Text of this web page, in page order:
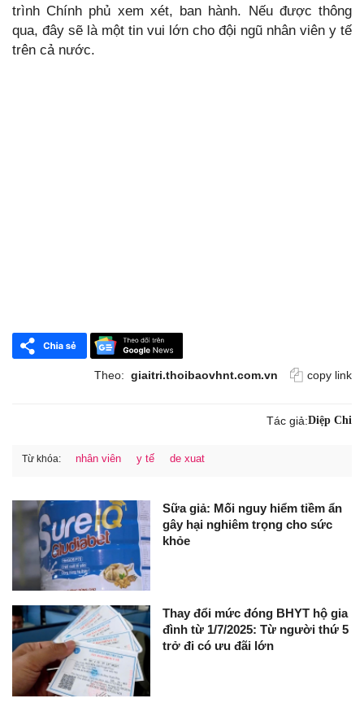
trình Chính phủ xem xét, ban hành. Nếu được thông
qua, đây sẽ là một tin vui lớn cho đội ngũ nhân viên y tế
trên cả nước.
Theo: giaitri.thoibaovhnt.com.vn copy link
Tác giả:Diệp Chi
Từ khóa: nhân viên y tế de xuat
Sữa giả: Mối nguy hiểm tiềm ẩn
gây hại nghiêm trọng cho sức
khỏe
Thay đổi mức đóng BHYT hộ gia
đình từ 1/7/2025: Từ người thứ 5
trở đi có ưu đãi lớn